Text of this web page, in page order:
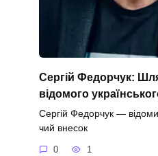
Сергій Федорчук:
відомого
Сергій Федорчук —
чий внесок
0 1